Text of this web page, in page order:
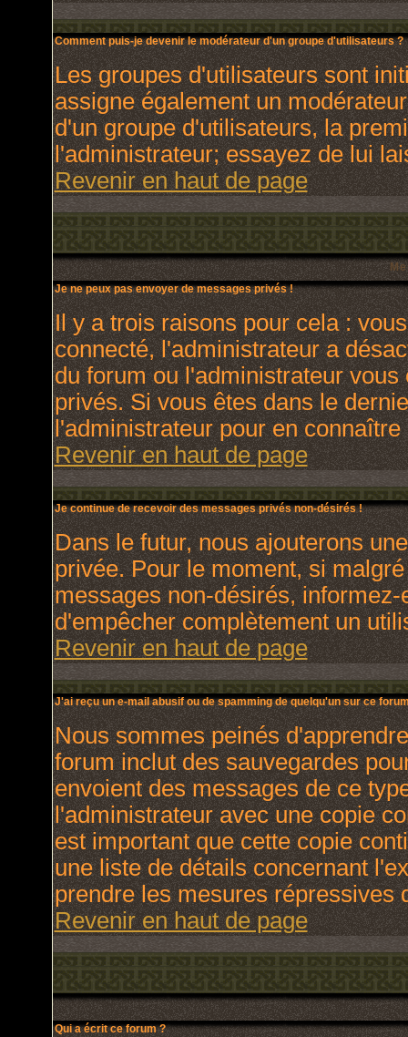
Comment puis-je devenir le modérateur d'un groupe d'utilisateurs ?
Les groupes d'utilisateurs sont
assigne également un
d'un groupe d'utilisateurs, la
l'administrateur; essayez de lui
Revenir en haut de page
Je ne peux pas envoyer de messages privés !
Il y a trois raisons pour cela :
connecté, l'administrateur a
du forum ou l'administrateur
privés. Si vous êtes dans le
l'administrateur pour en connaître
Revenir en haut de page
Je continue de recevoir des messages privés non-désirés !
Dans le futur, nous ajouterons
privée. Pour le moment, si
messages non-désirés,
d'empêcher complètement un
Revenir en haut de page
J'ai reçu un e-mail abusif ou de spamming de quelqu'un sur ce
Nous sommes peinés
forum inclut des sauvegardes
envoient des messages de ce
l'administrateur avec une copie
est important que cette copie
une liste de détails concernant
prendre les mesures répressives
Revenir en haut de page
Qui a écrit ce forum ?